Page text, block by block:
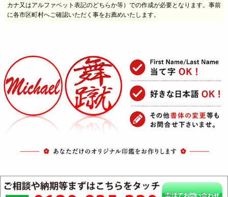
カナ又はアルファベット表記のどちらか等）での作成が必要となります。事前
に各市区町村へご確認いただく事をお薦めいたします。